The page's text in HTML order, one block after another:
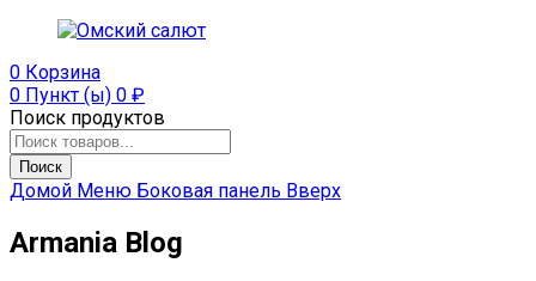
0 Корзина
0 Пункт (ы) 0 ₽
Поиск продуктов
Поиск
Домой Меню Боковая панель Вверх
Armania Blog